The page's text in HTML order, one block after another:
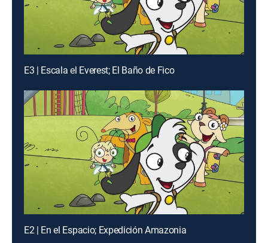
E3 | Escala el Everest; El Baño de Fico
E2 | En el Espacio; Expedición Amazonia